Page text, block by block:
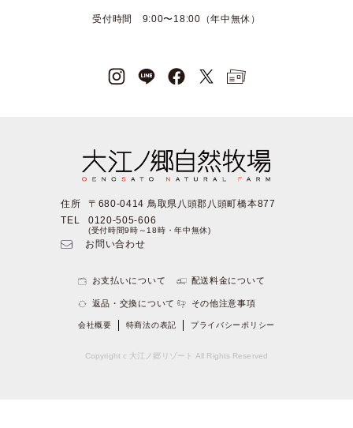
受付時間 9:00〜18:00（年中無休）
住所
〒680-0414 鳥取県八頭郡八頭町橋本877
TEL
0120-505-606
(受付時間9時～18時・年中無休)
お問い合わせ
お支払いについて 配送料金について
返品・交換について その他注意事項
会社概要 特商法の表記 プライバシーポリシー
Copyright c 大江ノ郷リゾート All Rights Reserved